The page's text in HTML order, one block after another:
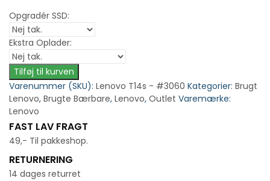
Opgradér SSD:
Ekstra Oplader:
Tilføj til kurven
Varenummer (SKU): Lenovo T14s - #3060 Kategorier: Brugt
Lenovo, Brugte Bærbare, Lenovo, Outlet Varemærke:
Lenovo
FAST LAV FRAGT
49,- Til pakkeshop.
RETURNERING
14 dages returret